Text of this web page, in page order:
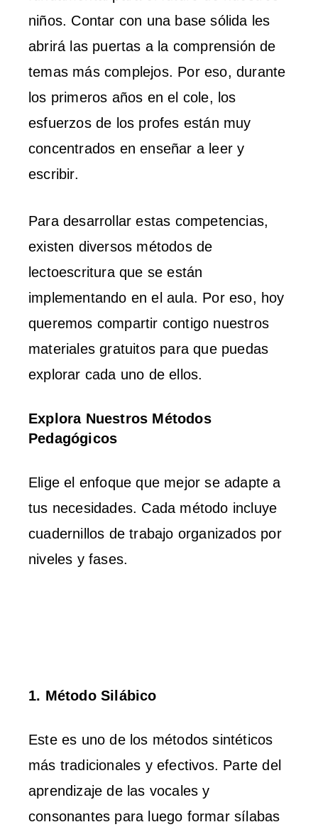
niños. Contar con una base sólida les
abrirá las puertas a la comprensión de
temas más complejos. Por eso, durante
los primeros años en el cole, los
esfuerzos de los profes están muy
concentrados en enseñar a leer y
escribir.
Para desarrollar estas competencias,
existen diversos métodos de
lectoescritura que se están
implementando en el aula. Por eso, hoy
queremos compartir contigo nuestros
materiales gratuitos para que puedas
explorar cada uno de ellos.
Explora Nuestros Métodos
Pedagógicos
Elige el enfoque que mejor se adapte a
tus necesidades. Cada método incluye
cuadernillos de trabajo organizados por
niveles y fases.
1. Método Silábico
Este es uno de los métodos sintéticos
más tradicionales y efectivos. Parte del
aprendizaje de las vocales y
consonantes para luego formar sílabas